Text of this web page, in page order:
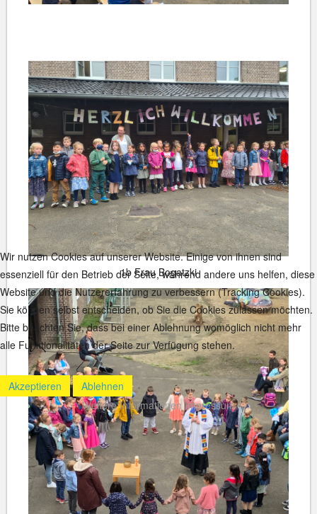
1b Frau Bogatzki
Wir nutzen Cookies auf unserer Website. Einige von ihnen sind
essenziell für den Betrieb der Seite, während andere uns helfen, diese
Website und die Nutzererfahrung zu verbessern (Tracking Cookies).
Sie können selbst entscheiden, ob Sie die Cookies zulassen möchten.
Bitte beachten Sie, dass bei einer Ablehnung womöglich nicht mehr
alle Funktionalitäten der Seite zur Verfügung stehen.
Akzeptieren
Ablehnen
Weitere Informationen Impressum